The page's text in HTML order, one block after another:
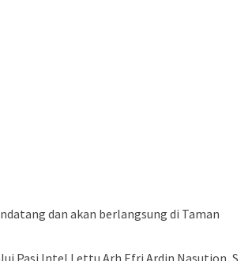
dan akan berlangsung di Taman